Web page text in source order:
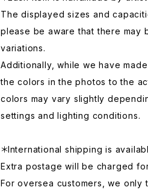
The displayed sizes and
please be aware that there may
variations.
Additionally, while we have
the colors in the photos to the
colors may vary slightly
settings and lighting conditions.
＊International shipping is
Extra postage will be charged
For oversea customers, we only